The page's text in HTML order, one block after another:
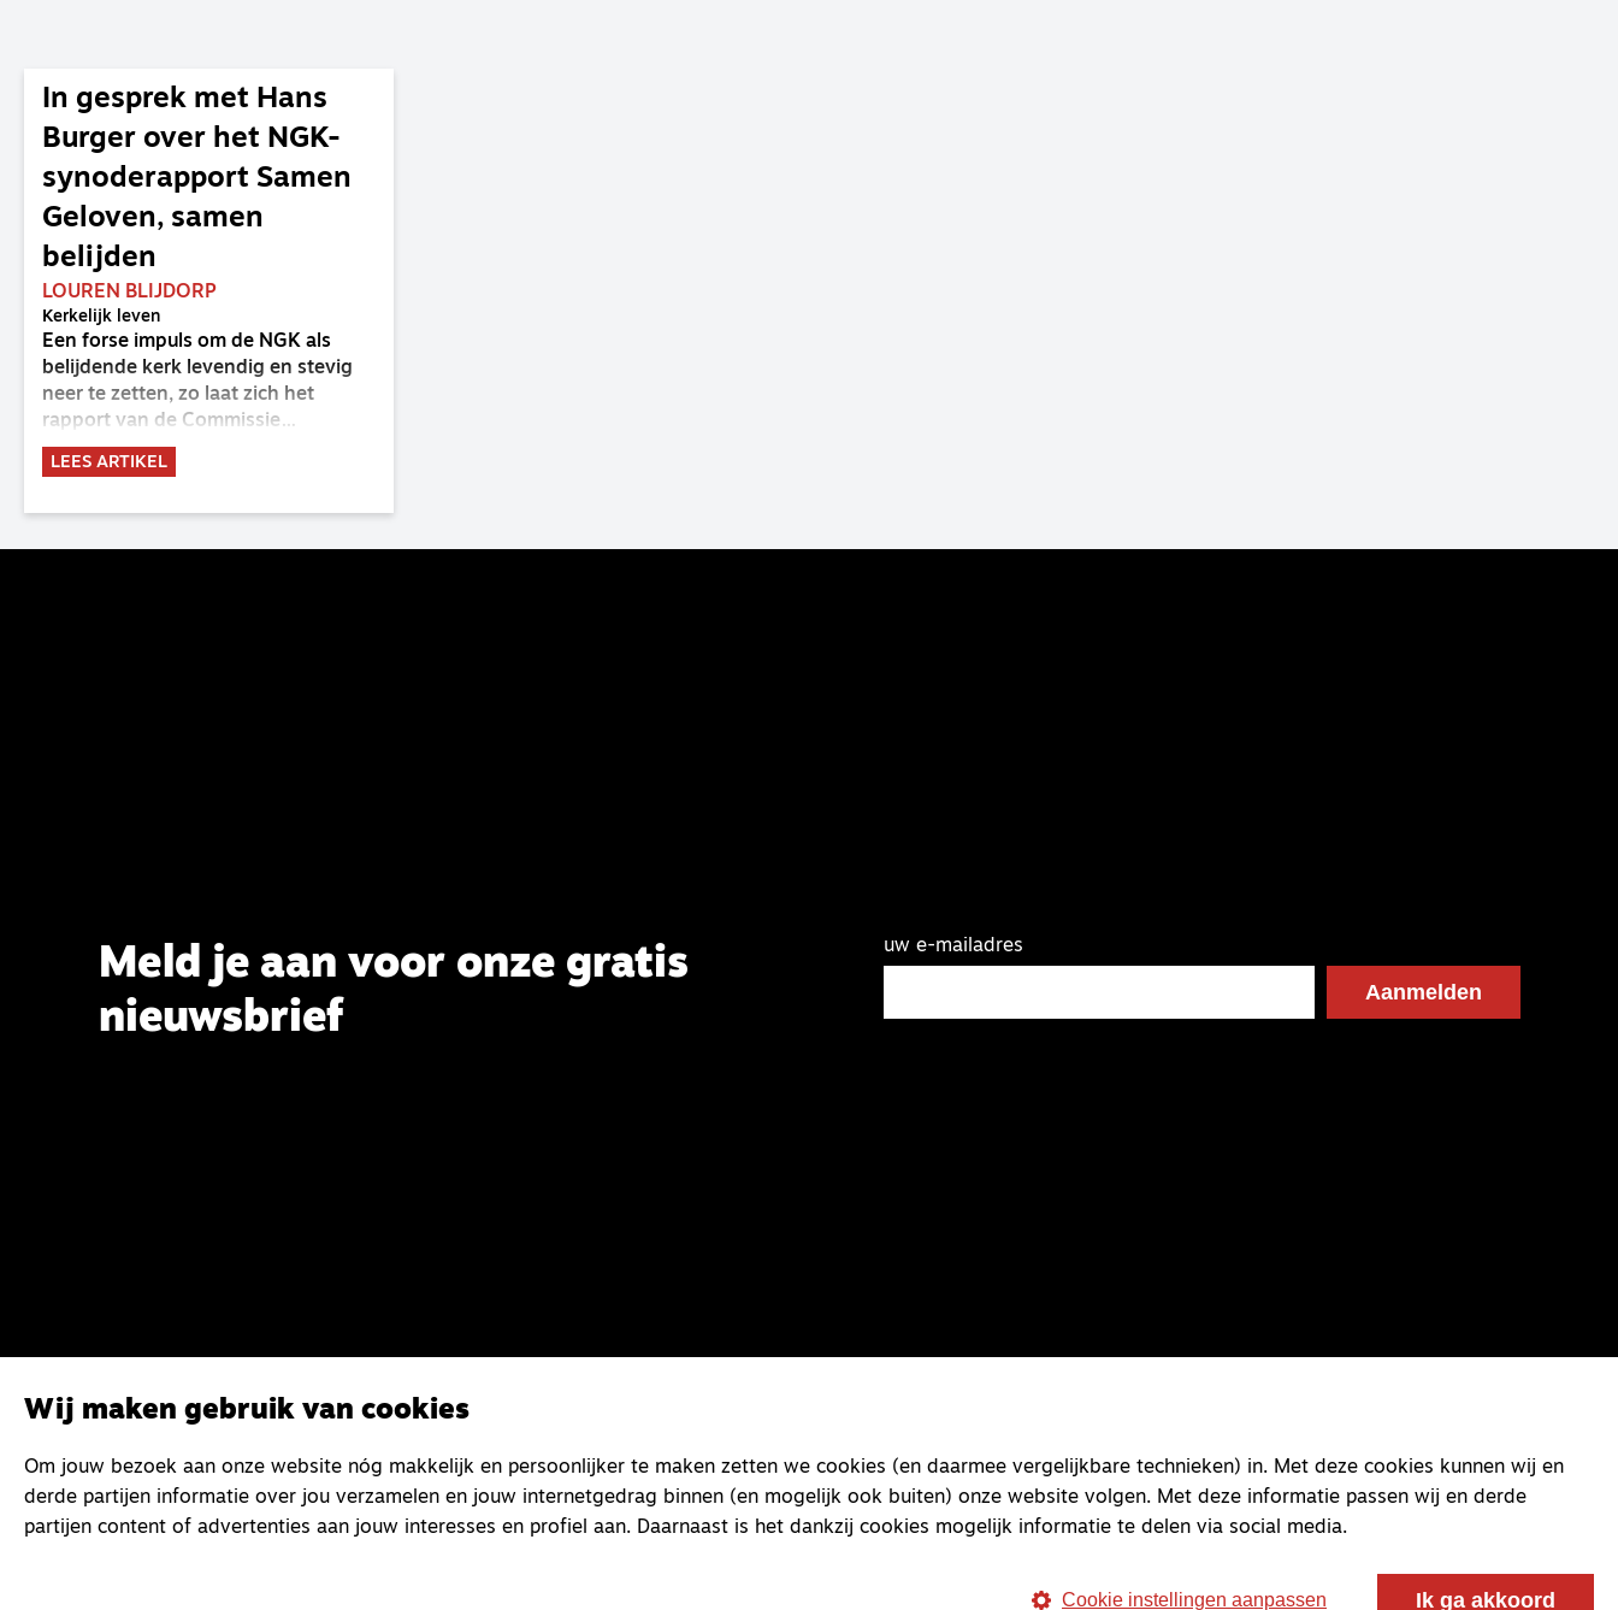
In gesprek met Hans
Burger over het NGK-
synoderapport Samen
Geloven, samen
belijden
LOUREN BLIJDORP
Kerkelijk leven
Een forse impuls om de NGK als
belijdende kerk levendig en stevig
neer te zetten, zo laat zich het
rapport van de Commissie
Belijdende Kerk (CBK) lezen. Deze
commissie is al sinds de eenwording
2023 de opdracht om haar analyse
LEES ARTIKEL
Meld je aan voor onze gratis
nieuwsbrief
uw e-mailadres
Wij maken gebruik van cookies
Om jouw bezoek aan onze website nóg makkelijk en persoonlijker te maken zetten we cookies (en daarmee vergelijkbare technieken) in. Met deze cookies kunnen wij en
derde partijen informatie over jou verzamelen en jouw internetgedrag binnen (en mogelijk ook buiten) onze website volgen. Met deze informatie passen wij en derde
partijen content of advertenties aan jouw interesses en profiel aan. Daarnaast is het dankzij cookies mogelijk informatie te delen via social media.
Cookie instellingen aanpassen Ik ga akkoord